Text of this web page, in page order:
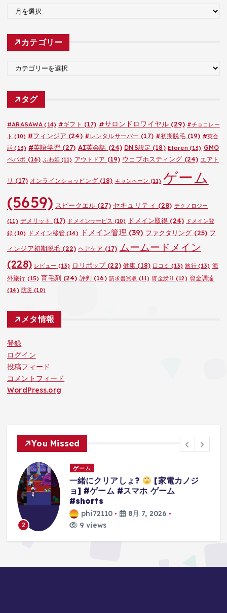
カ
カテゴリー
ゴ
タグ
#ARASAWA (14) #ギフト (17) #サロンドロワイヤル(29) #チョコレー
ト (10) #フィンジア (24) #レンタルサーバー (17) #初期脱毛(19) #英会
話 (13) #英語学習 (27) AI英会話 (24) DNS設定 (18) Etoren(13) GMO
ペパボ (16) ふわ姫(11) アウトドア (19) ウェブホスティング (24) エアト
リ (17) オンラインショッピング(18) キャンペーン (11) ゲーム
(5659) スピークエル(27) セキュリティ (28) テクノロジー
(11) デメリット (17) ドメインサービス (10) ドメイン取得 (24) ドメイン登
録 (10) ドメイン移管(14) ドメイン管理 (39) ファクタリング (25) フ
ィンジア初期脱毛 (22) ヘアケア (17) ムームードメイン
(228) レビュー (13) ロリポップ(22) 健康 (18) 口コミ (13) 旅行(13) 海
外旅行 (15) 育毛剤(24) 評判 (16) 請求書買取 (11) 資金繰り (12) 資金調達
(14) 防災 (10)
メタ情報
登録
ログイン
投稿フィード
コメントフィード
WordPress.org
You Missed
カノジ
3Dアクションゲームの礎を作
たレジェンドゲーム#ゲーム #
phi72110
8月 7, 2026